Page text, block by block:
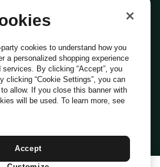
Preferenze Cookie
CondizioniCodice Etico
- indirizzo DPO: dpo@everli.com
Italiano
cookies to understand how you
a personalized shopping experience
By clicking “Accept”, you
clicking “Cookie Settings”, you can
allow. If you close this banner with
will be used. To learn more, see
Accept